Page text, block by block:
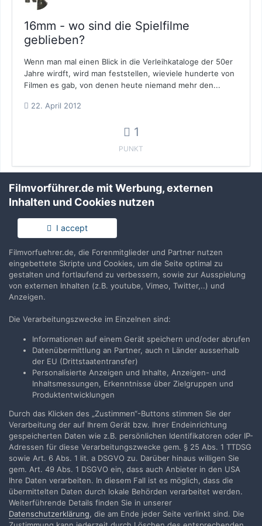
16mm - wo sind die Spielfilme
geblieben?
Wenn man mal einen Blick in die Verleihkataloge der 50er
Jahre wirdft, wird man feststellen, wieviele hunderte von
Filmen es gab, von denen heute niemand mehr den...
22. April 2012
1
PUNKT
16mm - wo sind die Spielfilme
geblieben?
Hallo, besorge dir doch mal den "Neuen Super8 Sammler".
der kommt drei mal im Jahr und hat auch relativ viele
16mm Filme. Ich finde ihn super. Und bestelle dort...
22. April 2012
1
PUNKT
Filmvorführer.de via Google durchsuchen:
Sprache
Impressum / Datenschutzerklärung
Nutzungsbedingungen
Realisierung: IN-Solution
Powered by Invision Community
Filmvorführer.de mit Werbung, externen
Inhalten und Cookies nutzen
I accept
Filmvorfuehrer.de, die Forenmitglieder und Partner nutzen
eingebettete Skripte und Cookies, um die Seite optimal zu
gestalten und fortlaufend zu verbessern, sowie zur Ausspielung
von externen Inhalten (z.B. youtube, Vimeo, Twitter,..) und
Anzeigen.
Die Verarbeitungszwecke im Einzelnen sind:
Informationen auf einem Gerät speichern und/oder abrufen
Datenübermittlung an Partner, auch n Länder ausserhalb
der EU (Drittstaatentransfer)
Personalisierte Anzeigen und Inhalte, Anzeigen- und
Inhaltsmessungen, Erkenntnisse über Zielgruppen und
Produktentwicklungen
Durch das Klicken des „Zustimmen“-Buttons stimmen Sie der
Verarbeitung der auf Ihrem Gerät bzw. Ihrer Endeinrichtung
gespeicherten Daten wie z.B. persönlichen Identifikatoren oder IP-
Adressen für diese Verarbeitungszwecke gem. § 25 Abs. 1 TTDSG
sowie Art. 6 Abs. 1 lit. a DSGVO zu. Darüber hinaus willigen Sie
gem. Art. 49 Abs. 1 DSGVO ein, dass auch Anbieter in den USA
Ihre Daten verarbeiten. In diesem Fall ist es möglich, dass die
übermittelten Daten durch lokale Behörden verarbeitet werden.
Weiterführende Details finden Sie in unserer
Datenschutzerklärung, die am Ende jeder Seite verlinkt sind. Die